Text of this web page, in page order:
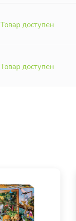
Товар доступен
Товар доступен